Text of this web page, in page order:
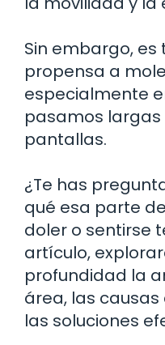
Sin embargo,
propensa a
especialmente
pasamos
pantallas.
¿Te has
qué esa parte
doler o sentirse
artículo,
profundidad la
área, las
las soluciones